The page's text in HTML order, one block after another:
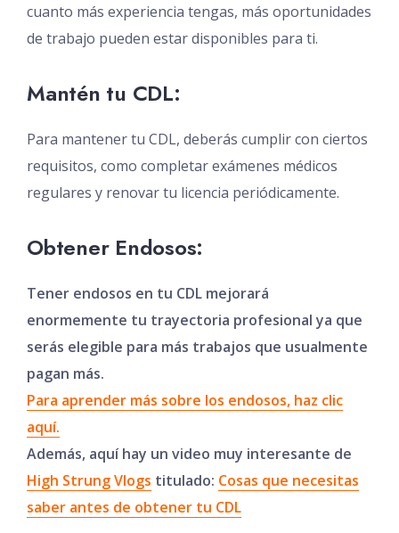
cuanto más experiencia tengas, más oportunidades
de trabajo pueden estar disponibles para ti.
Mantén tu CDL:
Para mantener tu CDL, deberás cumplir con ciertos
requisitos, como completar exámenes médicos
regulares y renovar tu licencia periódicamente.
Obtener Endosos:
Tener endosos en tu CDL mejorará
enormemente tu trayectoria profesional ya que
serás elegible para más trabajos que usualmente
pagan más.
Para aprender más sobre los endosos, haz clic
aquí.
Además, aquí hay un video muy interesante de
High Strung Vlogs titulado: Cosas que necesitas
saber antes de obtener tu CDL